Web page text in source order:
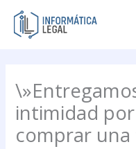
contenido
intimidad
comprar